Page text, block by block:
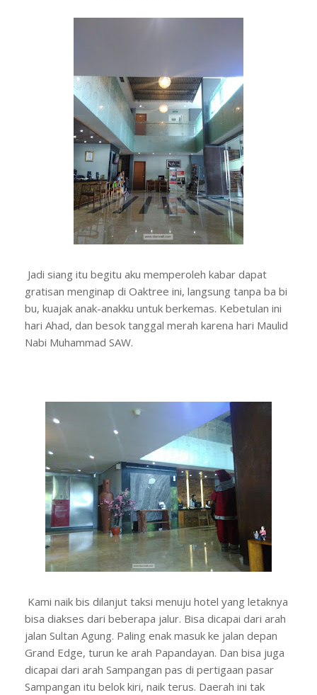
Jadi siang itu begitu aku memperoleh kabar dapat
gratisan menginap di Oaktree ini, langsung tanpa ba bi
bu, kuajak anak-anakku untuk berkemas. Kebetulan ini
hari Ahad, dan besok tanggal merah karena hari Maulid
Nabi Muhammad SAW.
Kami naik bis dilanjut taksi menuju hotel yang letaknya
bisa diakses dari beberapa jalur. Bisa dicapai dari arah
jalan Sultan Agung. Paling enak masuk ke jalan depan
Grand Edge, turun ke arah Papandayan. Dan bisa juga
dicapai dari arah Sampangan pas di pertigaan pasar
Sampangan itu belok kiri, naik terus. Daerah ini tak